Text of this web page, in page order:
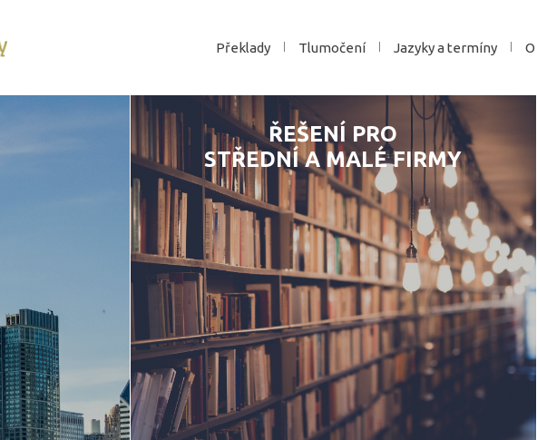
Překlady Tlumočení Jazyky a termíny
ŘEŠENÍ PRO
STŘEDNÍ A MALÉ FIRMY
ANO